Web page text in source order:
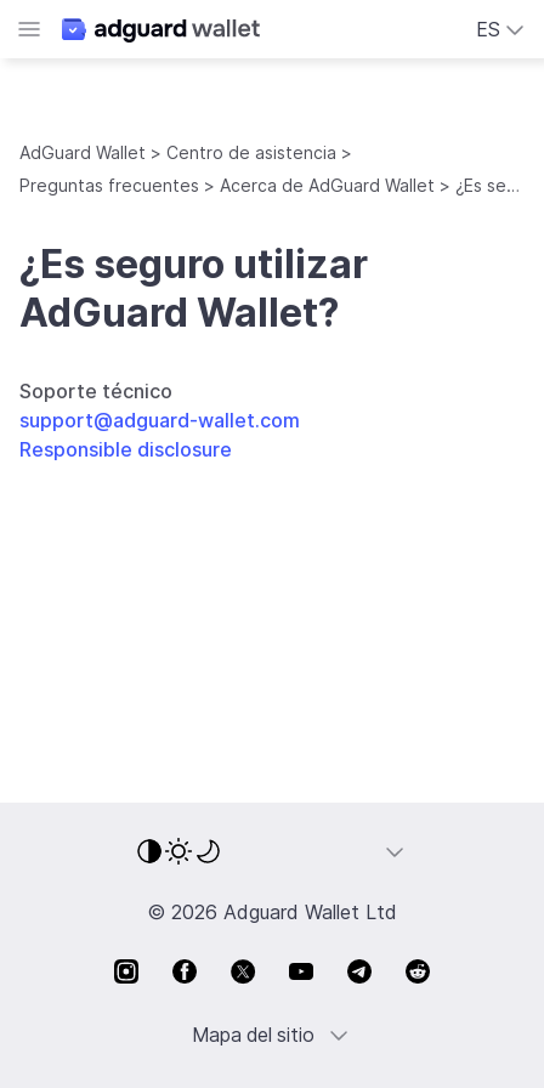
ES
AdGuard Wallet
Centro de asistencia
Preguntas frecuentes
Acerca de AdGuard Wallet ¿Es seguro utilizar AdGuard Wallet?
¿Es seguro utilizar
AdGuard Wallet?
Soporte técnico
support@adguard-wallet.com
Responsible disclosure
© 2026 Adguard Wallet Ltd
Mapa del sitio